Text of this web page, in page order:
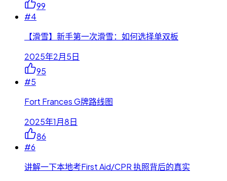
99
#4
【滑雪】新手第一次滑雪：如何选择单双板
2025年2月5日
95
#5
Fort Frances G牌路线图
2025年1月8日
86
#6
讲解一下本地考First Aid/CPR 执照背后的真实